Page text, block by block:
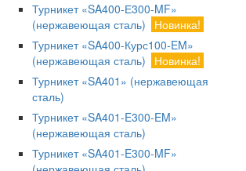
Турникет «SA400-Е300-MF»
(нержавеющая сталь)
Новинка!
Турникет «SA400-Курс100-EM»
(нержавеющая сталь)
Новинка!
Турникет «SA401» (нержавеющая
сталь)
Турникет «SA401-E300-EM»
(нержавеющая сталь)
Турникет «SA401-E300-MF»